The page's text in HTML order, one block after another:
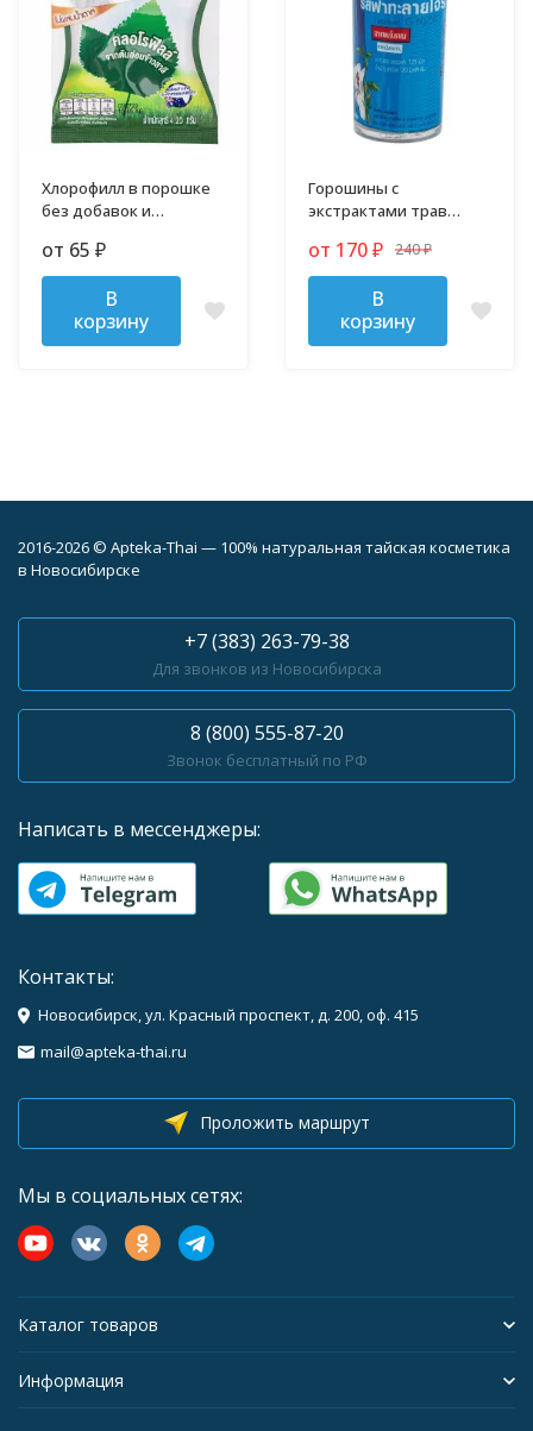
Хлорофилл в порошке
без добавок и
от 65 ₽
В
корзину
Горошины с
экстрактами трав
простуды и кашля
от 170 ₽ 240₽
В
корзину
2016-2026 © Apteka-Thai — 100% натуральная тайская косметика
в Новосибирске
+7 (383) 263-79-38
Для звонков из Новосибирска
8 (800) 555-87-20
Звонок бесплатный по РФ
Написать в мессенджеры:
Контакты:
Новосибирск, ул. Красный проспект, д. 200, оф. 415
mail@apteka-thai.ru
Проложить маршрут
Мы в социальных сетях:
Каталог товаров
Информация